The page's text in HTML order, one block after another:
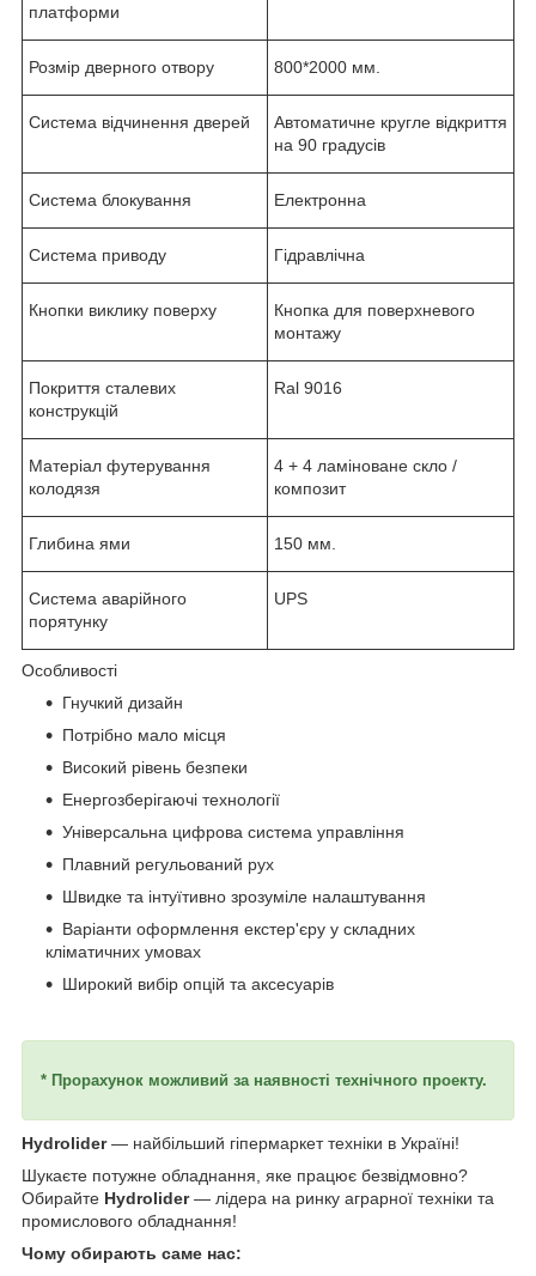
платформи
Розмір дверного отвору 800*2000 мм.
Система відчинення дверей
Автоматичне кругле відкриття
на 90 градусів
Система блокування Електронна
Система приводу Гідравлічна
Кнопки виклику поверху
Кнопка для поверхневого
монтажу
Покриття сталевих
конструкцій
Ral 9016
Матеріал футерування
колодязя
4 + 4 ламіноване скло /
композит
Глибина ями 150 мм.
Система аварійного
порятунку
UPS
Особливості
Гнучкий дизайн
Потрібно мало місця
Високий рівень безпеки
Енергозберігаючі технології
Універсальна цифрова система управління
Плавний регульований рух
Швидке та інтуїтивно зрозуміле налаштування
Варіанти оформлення екстер'єру у складних
кліматичних умовах
Широкий вибір опцій та аксесуарів
* Прорахунок можливий за наявності технічного проекту.
Hydrolider— найбільший гіпермаркет техніки в Україні!
Шукаєте потужне обладнання, яке працює безвідмовно?
Обирайте Hydrolider— лідера на ринку аграрної техніки та
промислового обладнання!
Чому обирають саме нас: